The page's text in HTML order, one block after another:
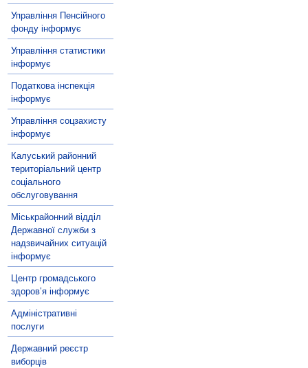
Управління Пенсійного
фонду інформує
Управління статистики
інформує
Податкова інспекція
інформує
Управління соцзахисту
інформує
Калуський районний
територіальний центр
соціального
обслуговування
Міськрайонний відділ
Державної служби з
надзвичайних ситуацій
інформує
Центр громадського
здоров’я інформує
Адміністративні
послуги
Державний реєстр
виборців